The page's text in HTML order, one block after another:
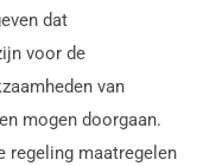
dat
voor de
van
mogen doorgaan.
regeling maatregelen